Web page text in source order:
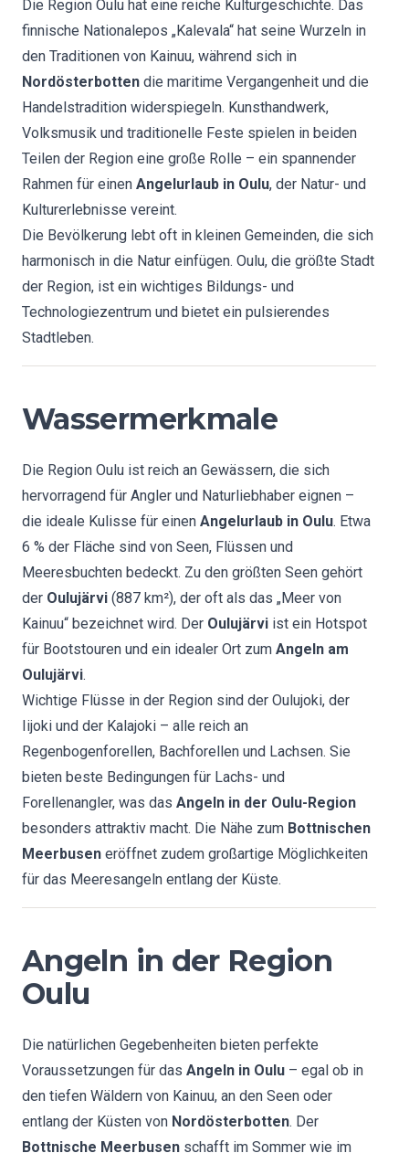
Die Region Oulu hat eine reiche Kulturgeschichte. Das
finnische Nationalepos „Kalevala“ hat seine Wurzeln in
den Traditionen von Kainuu, während sich in
Nordösterbotten die maritime Vergangenheit und die
Handelstradition widerspiegeln. Kunsthandwerk,
Volksmusik und traditionelle Feste spielen in beiden
Teilen der Region eine große Rolle – ein spannender
Rahmen für einen Angelurlaub in Oulu, der Natur- und
Kulturerlebnisse vereint.
Die Bevölkerung lebt oft in kleinen Gemeinden, die sich
harmonisch in die Natur einfügen. Oulu, die größte Stadt
der Region, ist ein wichtiges Bildungs- und
Technologiezentrum und bietet ein pulsierendes
Stadtleben.
Wassermerkmale
Die Region Oulu ist reich an Gewässern, die sich
hervorragend für Angler und Naturliebhaber eignen –
die ideale Kulisse für einen Angelurlaub in Oulu. Etwa
6 % der Fläche sind von Seen, Flüssen und
Meeresbuchten bedeckt. Zu den größten Seen gehört
der Oulujärvi (887 km²), der oft als das „Meer von
Kainuu“ bezeichnet wird. Der Oulujärvi ist ein Hotspot
für Bootstouren und ein idealer Ort zum Angeln am
Oulujärvi.
Wichtige Flüsse in der Region sind der Oulujoki, der
Iijoki und der Kalajoki – alle reich an
Regenbogenforellen, Bachforellen und Lachsen. Sie
bieten beste Bedingungen für Lachs- und
Forellenangler, was das Angeln in der Oulu-Region
besonders attraktiv macht. Die Nähe zum Bottnischen
Meerbusen eröffnet zudem großartige Möglichkeiten
für das Meeresangeln entlang der Küste.
Angeln in der Region
Oulu
Die natürlichen Gegebenheiten bieten perfekte
Voraussetzungen für das Angeln in Oulu – egal ob in
den tiefen Wäldern von Kainuu, an den Seen oder
entlang der Küsten von Nordösterbotten. Der
Bottnische Meerbusen schafft im Sommer wie im